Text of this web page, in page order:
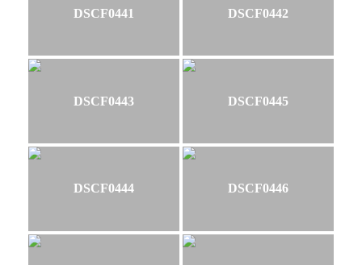
DSCF0441 DSCF0442
DSCF0443 DSCF0445
DSCF0444 DSCF0446